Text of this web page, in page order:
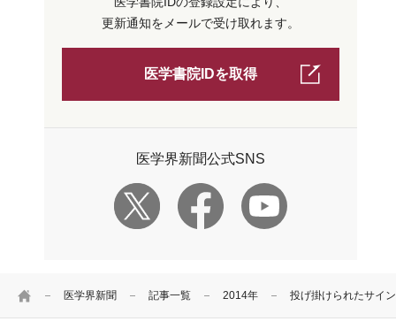
HOME 医学界新聞 記事一覧 2014年 投げ掛けられたサイ
更新通知をメールで受け取れます。
医学書院IDを取得
医学界新聞公式SNS